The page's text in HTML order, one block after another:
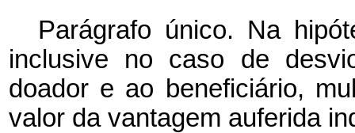
Parágrafo único. Na
inclusive no caso de
doador e ao beneficiário,
valor da vantagem auferida